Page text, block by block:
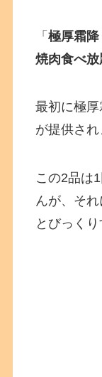
「極厚霜
焼肉食べ
最初に極厚
が提供され
この2品は
んが、そ
とびっく